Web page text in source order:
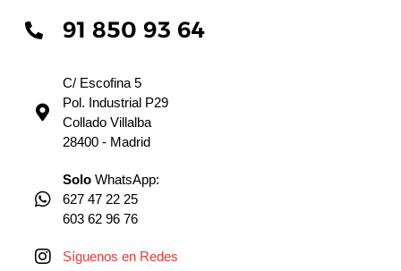
91 850 93 64
C/ Escofina 5
Pol. Industrial P29
Collado Villalba
28400 - Madrid
Solo WhatsApp:
627 47 22 25
603 62 96 76
Síguenos en Redes